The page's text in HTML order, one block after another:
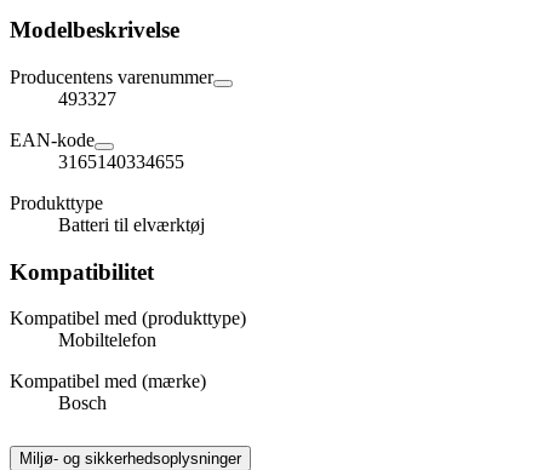
Modelbeskrivelse
Producentens varenummer
493327
EAN-kode
3165140334655
Produkttype
Batteri til elværktøj
Kompatibilitet
Kompatibel med (produkttype)
Mobiltelefon
Kompatibel med (mærke)
Bosch
Miljø- og sikkerhedsoplysninger